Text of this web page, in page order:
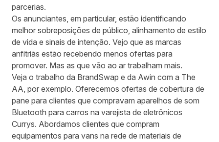
parcerias.
Os anunciantes, em particular, estão identificando
melhor sobreposições de público, alinhamento de estilo
de vida e sinais de intenção. Vejo que as marcas
anfitriãs estão recebendo menos ofertas para
promover. Mas as que vão ao ar trabalham mais.
Veja o trabalho da BrandSwap e da Awin com a The
AA, por exemplo. Oferecemos ofertas de cobertura de
pane para clientes que compravam aparelhos de som
Bluetooth para carros na varejista de eletrônicos
Currys. Abordamos clientes que compram
equipamentos para vans na rede de materiais de